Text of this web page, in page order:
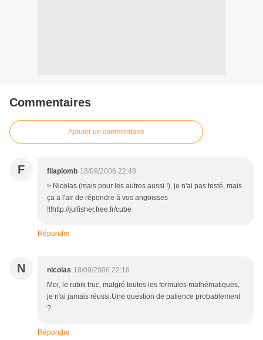
Commentaires
Ajouter un commentaire
F filaplomb 18/09/2006 22:48
> Nicolas (mais pour les autres aussi !), je n'ai pas testé, mais
ça a l'air de répondre à vos angoisses
!!!http://julfisher.free.fr/cube
Répondre
N nicolas 18/09/2006 22:16
Moi, le rubik truc, malgré toutes les formules mathématiques,
je n'ai jamais réussi.Une question de patience probablement
?
Répondre